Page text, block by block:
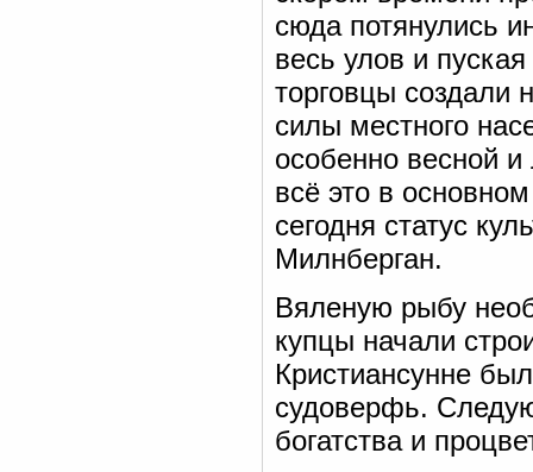
сюда потянулись
весь улов и
торговцы создали
силы местного
особенно весной
всё это в
сегодня статус
Милнберган.
Вяленую рыбу
купцы начали
Кристиансунне
судоверфь.
богатства и